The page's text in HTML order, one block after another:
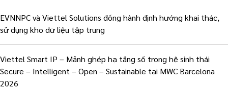
EVNNPC và Viettel Solutions đồng hành định hướng khai thác,
sử dụng kho dữ liệu tập trung
Viettel Smart IP – Mảnh ghép hạ tầng số trong hệ sinh thái
Secure – Intelligent – Open – Sustainable tại MWC Barcelona
2026